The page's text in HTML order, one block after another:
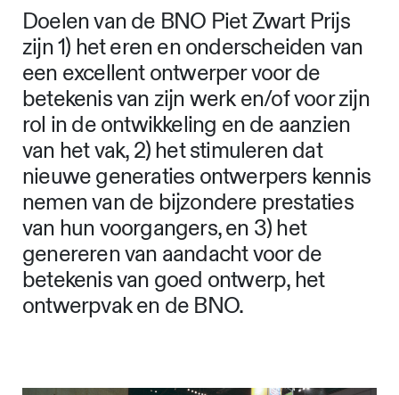
Doelen van de BNO Piet Zwart Prijs
zijn 1) het eren en onderscheiden van
een excellent ontwerper voor de
betekenis van zijn werk en/of voor zijn
rol in de ontwikkeling en de aanzien
van het vak, 2) het stimuleren dat
nieuwe generaties ontwerpers kennis
nemen van de bijzondere prestaties
van hun voorgangers, en 3) het
genereren van aandacht voor de
betekenis van goed ontwerp, het
ontwerpvak en de BNO.